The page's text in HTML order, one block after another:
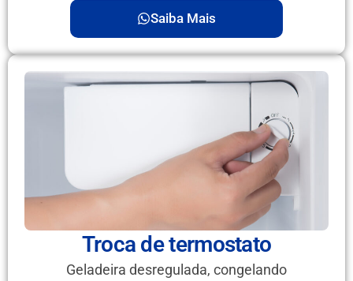
Saiba Mais
Troca de termostato
Geladeira desregulada, congelando